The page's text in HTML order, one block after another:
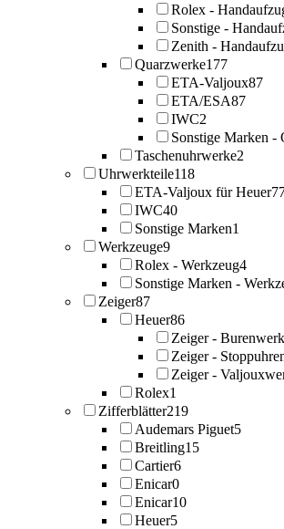
Rolex -
Sonstige -
Zenith -
Quarzwerke177
ETA-Valjoux87
ETA/ESA87
IWC2
Sonstige Marken -
Taschenuhrwerke2
Uhrwerkteile118
ETA-Valjoux für Heuer
IWC40
Sonstige Marken1
Werkzeuge9
Rolex - Werkzeug4
Sonstige Marken -
Zeiger87
Heuer86
Zeiger -
Zeiger -
Zeiger -
Rolex1
Zifferblätter219
Audemars Piguet5
Breitling15
Cartier6
Enicar0
Enicar10
Heuer5